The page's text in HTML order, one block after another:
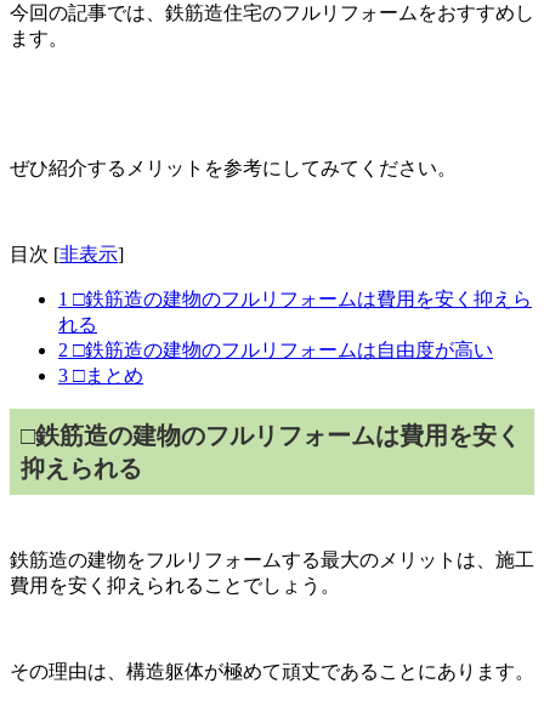
今回の記事では、鉄筋造住宅のフルリフォームをおすすめし
ます。
ぜひ紹介するメリットを参考にしてみてください。
目次 [非表示]
1 □鉄筋造の建物のフルリフォームは費用を安く抑えら
れる
2 □鉄筋造の建物のフルリフォームは自由度が高い
3 □まとめ
□鉄筋造の建物のフルリフォームは費用を安く
抑えられる
鉄筋造の建物をフルリフォームする最大のメリットは、施工
費用を安く抑えられることでしょう。
その理由は、構造躯体が極めて頑丈であることにあります。